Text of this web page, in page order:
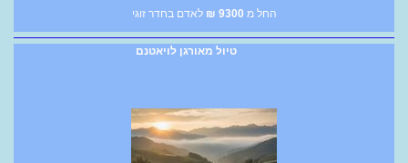
החל מ 9300
₪ לאדם בחדר זוגי
טיול מאורגן לויאטנם